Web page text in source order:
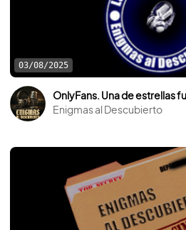
03/08/2025
OnlyFans. Una de estrellas
Enigmas al Descubierto